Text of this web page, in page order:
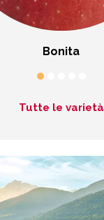
Bonita
Tutte le varietà